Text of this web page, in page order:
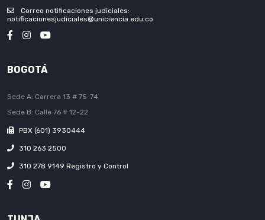
Correo notificaciones judiciales:
notificacionesjudiciales@uniciencia.edu.co
BOGOTÁ
Sede A: Carrera 13 # 75-74
Sede B: Calle 76 # 12-22
PBX (601) 3930444
310 263 2500
310 278 9149 Registro y Control